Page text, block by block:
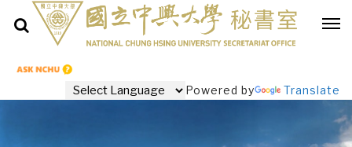
Powered by Translate